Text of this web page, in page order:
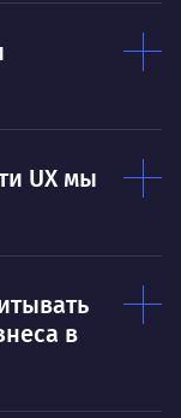
UX мы
в